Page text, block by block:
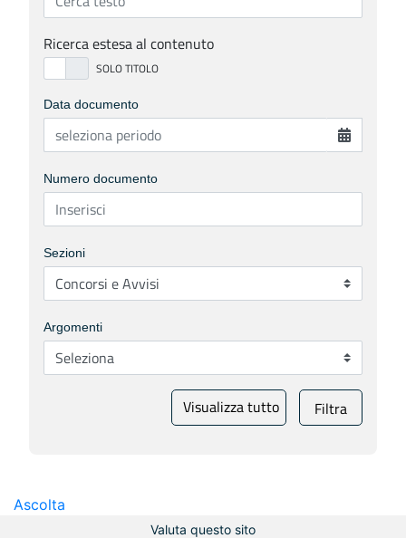
Ricerca estesa al contenuto
Data documento
Numero documento
Sezioni
Argomenti
Visualizza tutto Filtra
Ascolta
Valuta questo sito